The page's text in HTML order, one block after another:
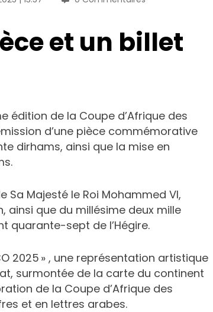
et un billet
édition de la Coupe d’Afrique des
d’une pièce commémorative
dirhams, ainsi que la mise en
Sa Majesté le Roi Mohammed VI,
ainsi que du millésime deux mille
quarante-sept de l’Hégire.
2025 » , une représentation artistique
surmontée de la carte du continent
de la Coupe d’Afrique des
et en lettres arabes.